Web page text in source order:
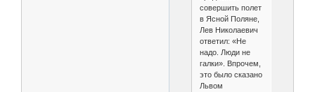
совершить полет
в Ясной Поляне,
Лев Николаевич
ответил: «Не
надо. Люди не
галки». Впрочем,
это было сказано
Львом